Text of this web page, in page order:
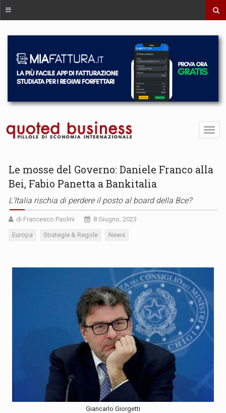
Le mosse del Governo: Daniele Franco alla
Bei, Fabio Panetta a Bankitalia
L’Italia rischia di perdere il posto al board della Bce?
di Francesco Paolini 8 Giugno, 2023
Europa Strategie & Regole News
Giancarlo Giorgetti